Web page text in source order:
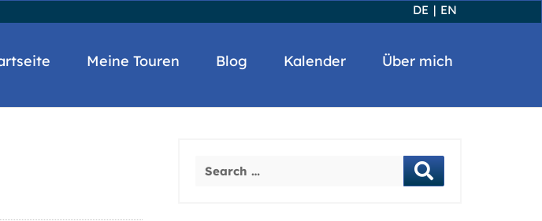
DE | EN
Meine Touren Blog Kalender Über mich